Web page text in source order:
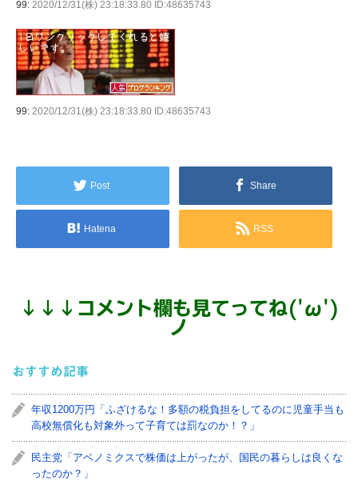
99: 2020/12/31(株) 23:18:33.80 ID:48635743
99: 2020/12/31(株) 23:18:33.80 ID:48635743
Post Share
Hatena RSS
↓ ↓ ↓ コメント欄も見てってね('ω')
ノ
おすすめ記事
年収1200万円「ふざけるな！多額の税負担をしてるのに児童手当も
高校無償化も対象外って子育ては罰なのか！？」
民主党「アベノミクスで株価は上がったが、国民の暮らしは良くな
ったのか？」